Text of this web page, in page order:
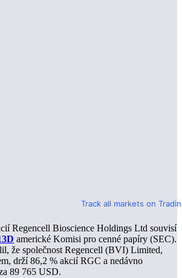
Track all markets on
Regencell Bioscience Holdings Ltd souvisí
americké Komisi pro cenné papíry (SEC).
že společnost Regencell (BVI) Limited,
drží 86,2 % akcií RGC a nedávno
89 765 USD.